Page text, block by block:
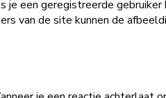
je een geregistreerde
van de site kunnen de